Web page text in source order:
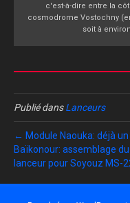
c'est-à-dire entre la
cosmodrome Vostochny
soit à
Publié dansLanceurs
← Module Naouka: déjà
Baïkonour: assemblage
lanceur pour Soyouz MS-